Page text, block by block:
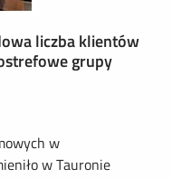
liczba klientów
grupy
w
w Tauronie